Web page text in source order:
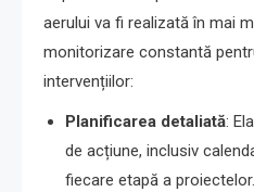
aerului va fi realizată în mai
monitorizare constantă
intervențiilor:
Planificarea detaliată:
de acțiune, inclusiv
fiecare etapă a proiectelor.